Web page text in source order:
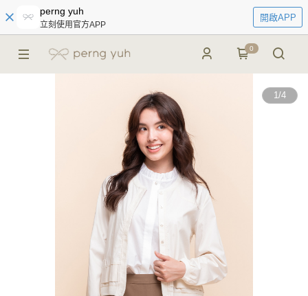
perng yuh
立刻使用官方APP
開啟APP
0
1/4